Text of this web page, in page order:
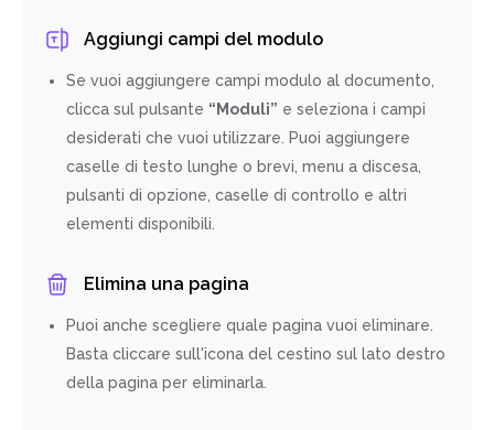
Aggiungi campi del modulo
Se vuoi aggiungere campi modulo al documento,
clicca sul pulsante “Moduli” e seleziona i campi
desiderati che vuoi utilizzare. Puoi aggiungere
caselle di testo lunghe o brevi, menu a discesa,
pulsanti di opzione, caselle di controllo e altri
elementi disponibili.
Elimina una pagina
Puoi anche scegliere quale pagina vuoi eliminare.
Basta cliccare sull'icona del cestino sul lato destro
della pagina per eliminarla.